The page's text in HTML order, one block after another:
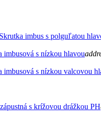
imbus s polguľatou
s nízkou hlavouadd
imbusová s nízkou valcovou
s krížovou drážkou PH